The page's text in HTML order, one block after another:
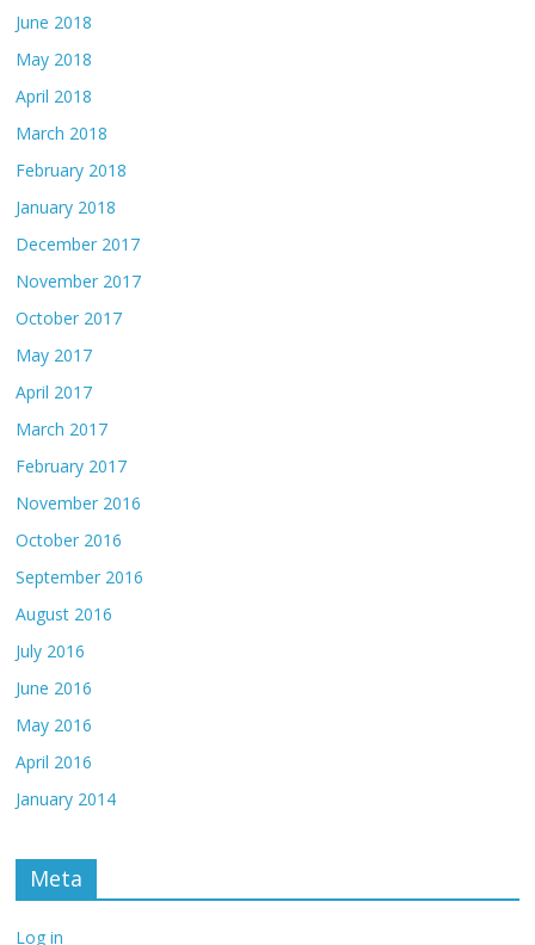
June 2018
May 2018
April 2018
March 2018
February 2018
January 2018
December 2017
November 2017
October 2017
May 2017
April 2017
March 2017
February 2017
November 2016
October 2016
September 2016
August 2016
July 2016
June 2016
May 2016
April 2016
January 2014
Meta
Log in